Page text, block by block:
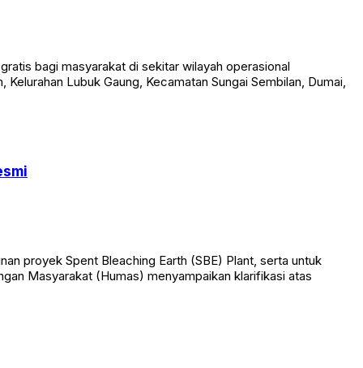
bagi masyarakat di sekitar wilayah operasional
Lubuk Gaung, Kecamatan Sungai Sembilan, Dumai,
proyek Spent Bleaching Earth (SBE) Plant, serta untuk
Masyarakat (Humas) menyampaikan klarifikasi atas